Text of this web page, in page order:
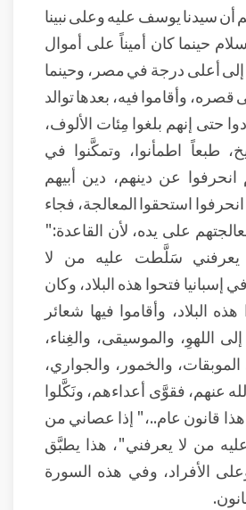
أن سيدنا يوسف عليه وعلى نبينا
حينما كان أميناً على أموال
إلى أعلى درجة في مصر، وحينما
قصره، وأقاموا فيه، بعدها توالد
حتى إنهم بلغوا مِئات الألوف،
طبعاً اطمأنوا، وتمكَّنوا في
انحرفوا عن دينهم، دين أبيهم
انحرفوا استحقوا المعالجة، فجاء
على يده، لأن القاعدة:"
سَلَّطت عليه من لا
فتحوا هذه البلاد، وكان
البلاد، وأقاموا فيها شعائر
اللهوِ، والموسيقى، والغِناء،
والخمور، والجواري،
عنهم، فقوَّى أعداءهم، ونَكَّلوا
هذا قانون عام..،" إذا عصاني من
من لا يعرفني"، هذا يطبَّق
الأفراد، وفي هذه السورة